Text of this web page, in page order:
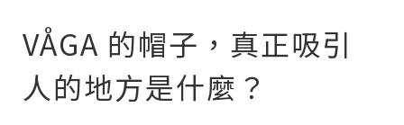
VÅGA 的帽子，真正吸引
人的地方是什麼？